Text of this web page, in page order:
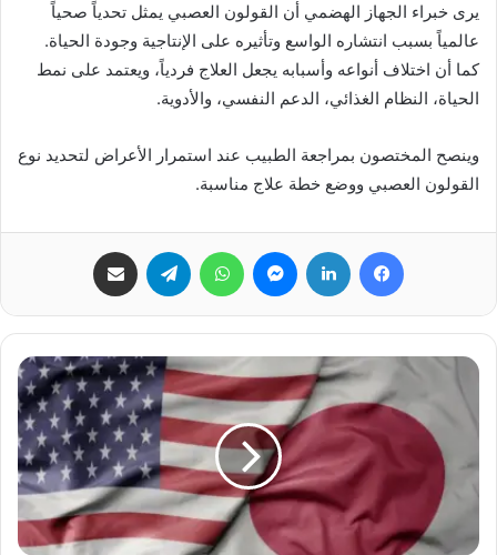
يرى خبراء الجهاز الهضمي أن القولون العصبي يمثل تحدياً صحياً
عالمياً بسبب انتشاره الواسع وتأثيره على الإنتاجية وجودة الحياة.
كما أن اختلاف أنواعه وأسبابه يجعل العلاج فردياً، ويعتمد على نمط
الحياة، النظام الغذائي، الدعم النفسي، والأدوية.
وينصح المختصون بمراجعة الطبيب عند استمرار الأعراض لتحديد نوع
القولون العصبي ووضع خطة علاج مناسبة.
فيسبوك لينكدإن ماسنجر واتساب تيلقرام